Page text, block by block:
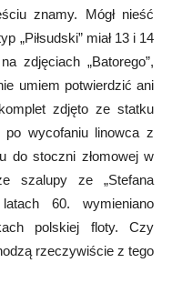
znamy. Mógł nieść
„Piłsudski” miał 13 i 14
zdjęciach „Batorego”,
umiem potwierdzić ani
zdjęto ze statku
wycofaniu linowca z
do stoczni złomowej w
szalupy ze „Stefana
60. wymieniano
polskiej floty. Czy
rzeczywiście z tego